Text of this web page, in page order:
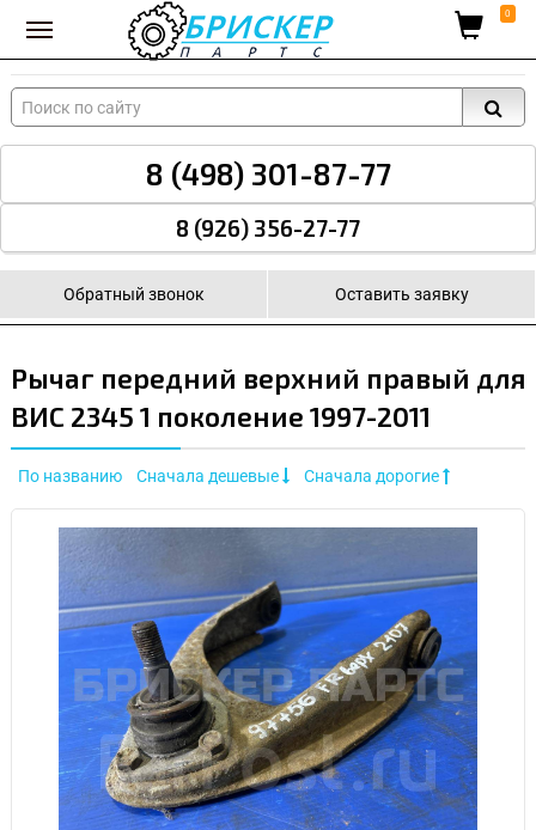
Вход для поставщиков 0
8 (498) 301-87-77
8 (926) 356-27-77
Обратный звонок Оставить заявку
Рычаг передний верхний правый для
ВИС 2345 1 поколение 1997-2011
По названию Сначала дешевые Сначала дорогие